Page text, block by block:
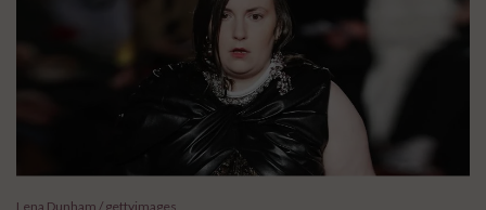
Lena Dunham / gettyimages